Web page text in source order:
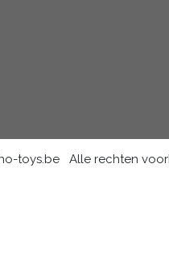
toys.be Alle rechten